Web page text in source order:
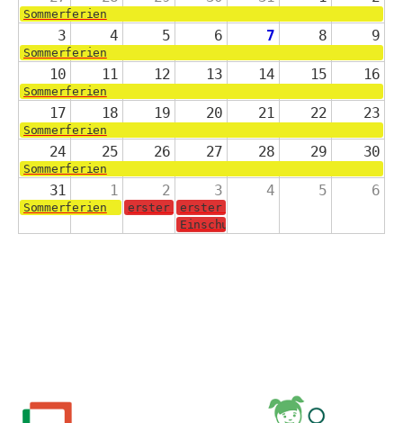
Sommerferien
3 4 5 6 7 8 9
Sommerferien
10 11 12 13 14 15 16
Sommerferien
17 18 19 20 21 22 23
Sommerferien
24 25 26 27 28 29 30
Sommerferien
31 1 2 3 4 5 6
Sommerferien erster Schultag für die Jahrgänge 2-4
erster Schultag für die
Einschulungsgottesdienst in der